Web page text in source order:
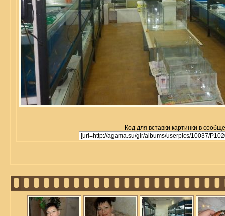
Код для вставки картинки в